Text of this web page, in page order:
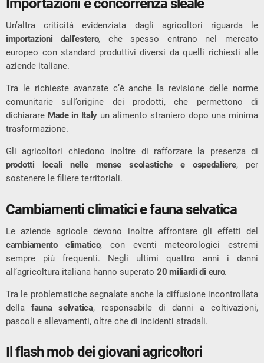
Importazioni e concorrenza sleale
Un’altra criticità evidenziata dagli agricoltori riguarda le
importazioni dall’estero, che spesso entrano nel mercato
europeo con standard produttivi diversi da quelli richiesti alle
aziende italiane.
Tra le richieste avanzate c’è anche la revisione delle norme
comunitarie sull’origine dei prodotti, che permettono di
dichiarare Made in Italy un alimento straniero dopo una minima
trasformazione.
Gli agricoltori chiedono inoltre di rafforzare la presenza di
prodotti locali nelle mense scolastiche e ospedaliere, per
sostenere le filiere territoriali.
Cambiamenti climatici e fauna selvatica
Le aziende agricole devono inoltre affrontare gli effetti del
cambiamento climatico, con eventi meteorologici estremi
sempre più frequenti. Negli ultimi quattro anni i danni
all’agricoltura italiana hanno superato 20 miliardi di euro.
Tra le problematiche segnalate anche la diffusione incontrollata
dellafauna selvatica, responsabile di danni a coltivazioni,
pascoli e allevamenti, oltre che di incidenti stradali.
Il flash mob dei giovani agricoltori